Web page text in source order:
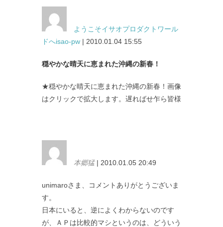
ようこそイサオプロダクトワール
ドへisao-pw | 2010.01.04 15:55
穏やかな晴天に恵まれた沖縄の新春！
★穏やかな晴天に恵まれた沖縄の新春！画像
はクリックで拡大します。遅ればせ乍ら皆様
本郷猛| 2010.01.05 20:49
unimaroさま、コメントありがとうございま
す。
日本にいると、逆によくわからないのです
が、ＡＰは比較的マシというのは、どういう